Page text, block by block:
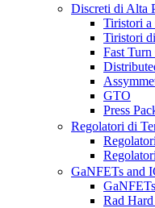
Discreti di Alta
Tiristori a
Tiristori
Fast
GTO
Press
Regolatori di
GaNFETs and
Rad